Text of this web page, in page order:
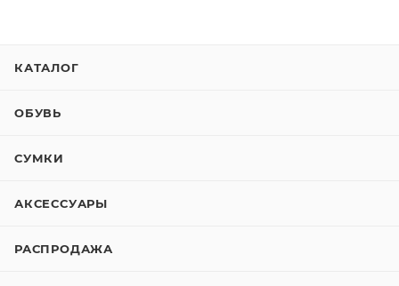
КАТАЛОГ
ОБУВЬ
СУМКИ
АКСЕССУАРЫ
РАСПРОДАЖА